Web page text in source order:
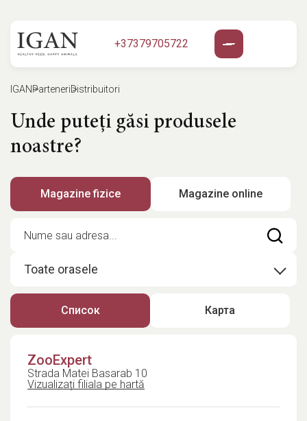
+37379705722
IGANParteneriDistribuitori
Unde puteți găsi produsele
noastre?
Magazine fizice Magazine online
Toate orasele
Список Карта
ZooExpert
Strada Matei Basarab 10
Vizualizați filiala pe hartă